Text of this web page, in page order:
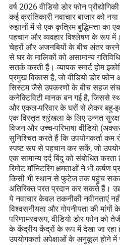
वर्ष 2026 वीडियो डोर फोन
कई क्रांतिकारी नवाचार बाजार को
रुझानों में से एक कृत्रिम बुद्धिमत्ता
पहचान और व्यवहार विश्लेषण के रूप में।
चेहरों और अजनबियों के बीच अंतर
से घर के मालिकों को असामान्य
सतर्क करती हैं। व्यापक स्मार्ट होम
प्रमुख विकास है, जो वीडियो डोर फोन
सिस्टम जैसे उपकरणों के बीच सहज
कनेक्टिविटी मानक बन गई है, जिससे
और एकल-परिवार के घरों से लेकर बहु-
एक विस्तृत श्रृंखला के लिए उन्नत
विजन और उच्च-परिभाषा वीडियो
सुनिश्चित करते हैं कि उपयोगकर्ता कम
स्पष्ट रूप से पहचान कर सकें, जो
एक सामान्य दर्द बिंदु को संबोधित
रिमोट मॉनिटरिंग क्षमताओं ने भी कर्षण
किसी भी स्थान से फुटेज तक पहुंच
अतिरिक्त परत प्रदान कर सकते हैं।
ये नवाचार केवल तकनीकी नवीनताएं
विश्वसनीयता और गोपनीयता की मांगों
परिणामस्वरूप, वीडियो डोर फोन को
के केंद्रीय केंद्रों के रूप में देखा जा रहा
उपयोगकर्ता अपेक्षाओं के अनुकूल होने में